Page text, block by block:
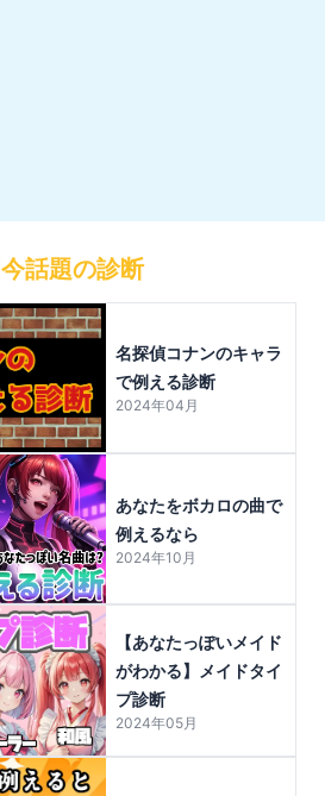
今話題の診断
名探偵コナンのキャラ
で例える診断
2024年04月
あなたをボカロの曲で
例えるなら
2024年10月
【あなたっぽいメイド
がわかる】メイドタイ
プ診断
2024年05月